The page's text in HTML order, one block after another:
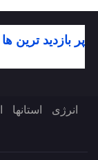
پر بازدید ترین ها
انرژی استانها